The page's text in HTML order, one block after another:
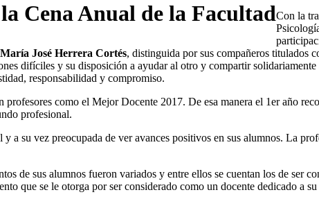
Cena Anual de la FacultadCon la
María José Herrera Cortés, distinguida por sus compañeros titulados
difíciles y su disposición a ayudar al otro y compartir
responsabilidad y compromiso.
como el Mejor Docente 2017. De esa manera el 1er año
profesional.
a su vez preocupada de ver avances positivos en sus alumnos. La
de sus alumnos fueron variados y entre ellos se cuentan los de ser
que se le otorga por ser considerado como un docente dedicado a